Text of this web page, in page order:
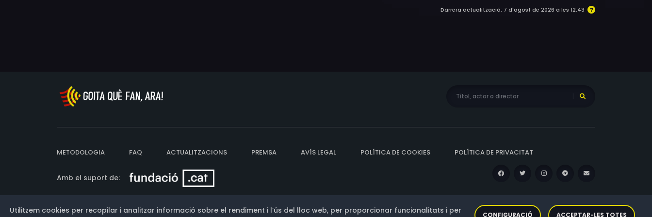
Darrera actualització: 7 d'agost de 2026 a les 12:43
METODOLOGIA FAQ ACTUALITZACIONS PREMSA AVÍS LEGAL POLÍTICA DE COOKIES POLÍTICA DE PRIVACITAT
Amb el suport de:
Utilitzem cookies per recopilar i analitzar informació sobre el rendiment i l’ús del lloc web, per proporcionar funcionalitats i per
CONFIGURACIÓ ACCEPTAR-LES TOTES